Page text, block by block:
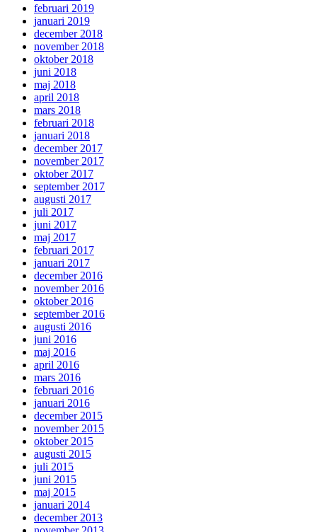
februari 2019
januari 2019
december 2018
november 2018
oktober 2018
juni 2018
maj 2018
april 2018
mars 2018
februari 2018
januari 2018
december 2017
november 2017
oktober 2017
september 2017
augusti 2017
juli 2017
juni 2017
maj 2017
februari 2017
januari 2017
december 2016
november 2016
oktober 2016
september 2016
augusti 2016
juni 2016
maj 2016
april 2016
mars 2016
februari 2016
januari 2016
december 2015
november 2015
oktober 2015
augusti 2015
juli 2015
juni 2015
maj 2015
januari 2014
december 2013